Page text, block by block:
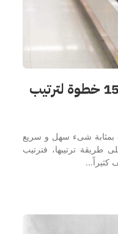
كيف ترتب حقيبة السفر؟ 15 خطوة لترتيب
بمثابة شىء سهل و سريع
طريقة ترتيبها، فترتيب
كثيراً…